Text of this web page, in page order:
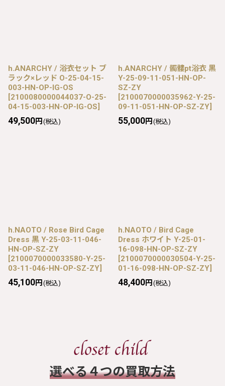
h.ANARCHY / 浴衣セット ブ
ラック×レッド O-25-04-15-
003-HN-OP-IG-OS
[2100080000044037-O-25-
04-15-003-HN-OP-IG-OS]
49,500円 (税込)
h.ANARCHY / 髑髏pt浴衣 黒
Y-25-09-11-051-HN-OP-
SZ-ZY
[2100070000035962-Y-25-
09-11-051-HN-OP-SZ-ZY]
55,000円 (税込)
h.NAOTO / Rose Bird Cage
Dress 黒 Y-25-03-11-046-
HN-OP-SZ-ZY
[2100070000033580-Y-25-
03-11-046-HN-OP-SZ-ZY]
45,100円 (税込)
h.NAOTO / Bird Cage
Dress ホワイト Y-25-01-
16-098-HN-OP-SZ-ZY
[2100070000030504-Y-25-
01-16-098-HN-OP-SZ-ZY]
48,400円 (税込)
​選べる４つの買取方法